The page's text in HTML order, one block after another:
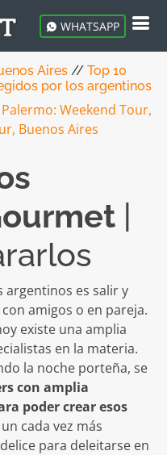
WHATSAPP
Aires // Top 10
por los argentinos
argentinos es salir y
amigos o en pareja.
existe una amplia
en la materia.
la noche porteña, se
con amplia
poder crear esos
cada vez más
para deleitarse en